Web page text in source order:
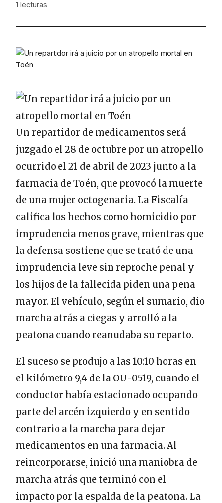
1 lecturas
Un repartidor de medicamentos será
juzgado el 28 de octubre por un atropello
ocurrido el 21 de abril de 2023 junto a la
farmacia de Toén, que provocó la muerte
de una mujer octogenaria. La Fiscalía
califica los hechos como homicidio por
imprudencia menos grave, mientras que
la defensa sostiene que se trató de una
imprudencia leve sin reproche penal y
los hijos de la fallecida piden una pena
mayor. El vehículo, según el sumario, dio
marcha atrás a ciegas y arrolló a la
peatona cuando reanudaba su reparto.
El suceso se produjo a las 10:10 horas en
el kilómetro 9,4 de la OU-0519, cuando el
conductor había estacionado ocupando
parte del arcén izquierdo y en sentido
contrario a la marcha para dejar
medicamentos en una farmacia. Al
reincorporarse, inició una maniobra de
marcha atrás que terminó con el
impacto por la espalda de la peatona. La